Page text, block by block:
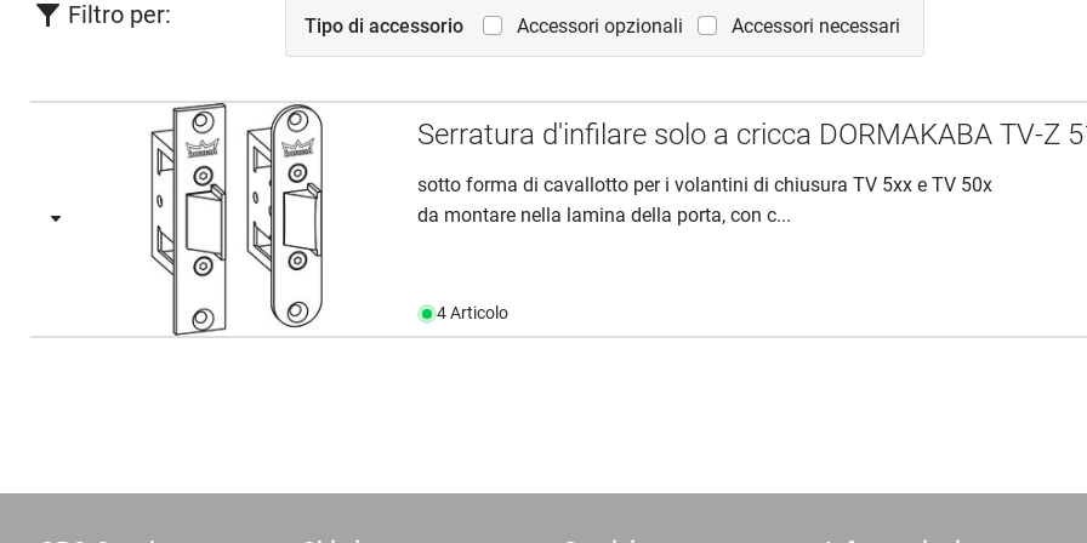
Filtro per: Tipo di accessorio Accessori opzionali Accessori necessari
Serratura d'infilare solo a cricca DORMAKABA TV-Z
sotto forma di cavallotto per i volantini di chiusura TV 5xx e TV 50x
da montare nella lamina della porta, con c...
4 Articolo